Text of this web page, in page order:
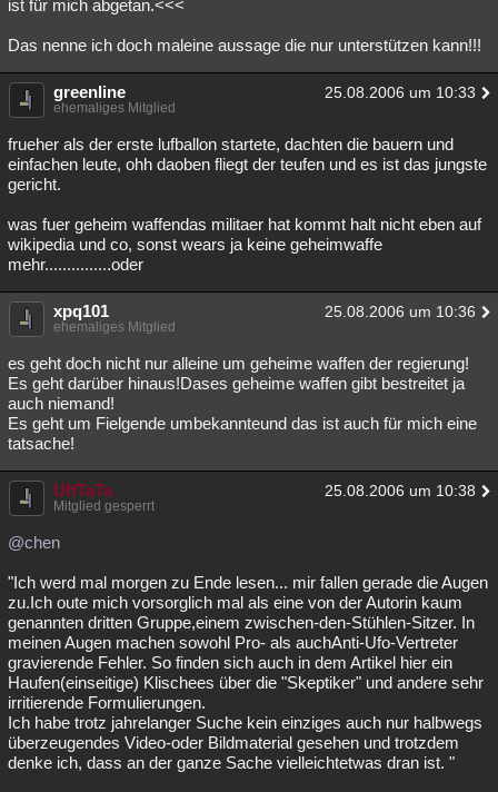
ist für mich abgetan.<<<
Das nenne ich doch maleine aussage die nur unterstützen kann!!!
greenline 25.08.2006 um 10:33
ehemaliges Mitglied
frueher als der erste lufballon startete, dachten die bauern und
einfachen leute, ohh daoben fliegt der teufen und es ist das jungste
gericht.
was fuer geheim waffendas militaer hat kommt halt nicht eben auf
wikipedia und co, sonst wears ja keine geheimwaffe
mehr...............oder
xpq101 25.08.2006 um 10:36
ehemaliges Mitglied
es geht doch nicht nur alleine um geheime waffen der regierung!
Es geht darüber hinaus!Dases geheime waffen gibt bestreitet ja
auch niemand!
Es geht um Fielgende umbekannteund das ist auch für mich eine
tatsache!
UffTaTa 25.08.2006 um 10:38
Mitglied gesperrt
@chen
"Ich werd mal morgen zu Ende lesen... mir fallen gerade die Augen
zu.Ich oute mich vorsorglich mal als eine von der Autorin kaum
genannten dritten Gruppe,einem zwischen-den-Stühlen-Sitzer. In
meinen Augen machen sowohl Pro- als auchAnti-Ufo-Vertreter
gravierende Fehler. So finden sich auch in dem Artikel hier ein
Haufen(einseitige) Klischees über die "Skeptiker" und andere sehr
irritierende Formulierungen.
Ich habe trotz jahrelanger Suche kein einziges auch nur halbwegs
überzeugendes Video-oder Bildmaterial gesehen und trotzdem
denke ich, dass an der ganze Sache vielleichtetwas dran ist. "